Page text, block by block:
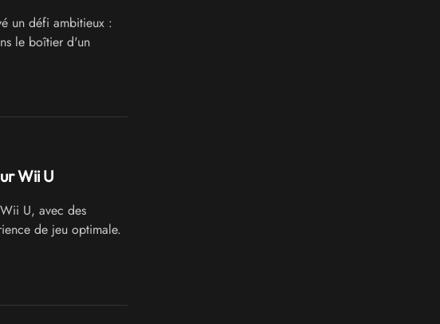
un défi ambitieux :
le boîtier d'un
Wii U
U, avec des
de jeu optimale.